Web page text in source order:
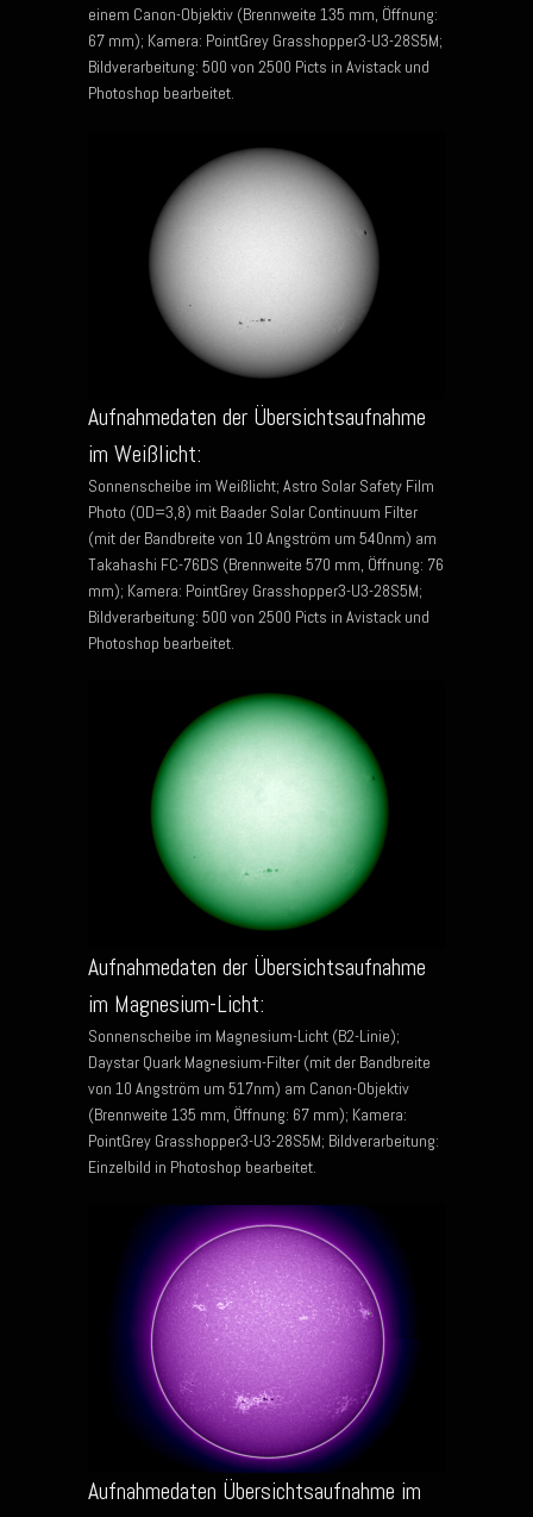
einem Canon-Objektiv (Brennweite 135 mm, Öffnung:
67 mm); Kamera: PointGrey Grasshopper3-U3-28S5M;
Bildverarbeitung: 500 von 2500 Picts in Avistack und
Photoshop bearbeitet.
Aufnahmedaten der Übersichtsaufnahme
im Weißlicht:
Sonnenscheibe im Weißlicht; Astro Solar Safety Film
Photo (OD=3,8) mit Baader Solar Continuum Filter
(mit der Bandbreite von 10 Angström um 540nm) am
Takahashi FC-76DS (Brennweite 570 mm, Öffnung: 76
mm); Kamera: PointGrey Grasshopper3-U3-28S5M;
Bildverarbeitung: 500 von 2500 Picts in Avistack und
Photoshop bearbeitet.
Aufnahmedaten der Übersichtsaufnahme
im Magnesium-Licht:
Sonnenscheibe im Magnesium-Licht (B2-Linie);
Daystar Quark Magnesium-Filter (mit der Bandbreite
von 10 Angström um 517nm) am Canon-Objektiv
(Brennweite 135 mm, Öffnung: 67 mm); Kamera:
PointGrey Grasshopper3-U3-28S5M; Bildverarbeitung:
Einzelbild in Photoshop bearbeitet.
Aufnahmedaten Übersichtsaufnahme im